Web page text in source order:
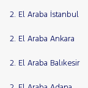
2. El Araba İstanbul
2. El Araba Ankara
2. El Araba Balıkesir